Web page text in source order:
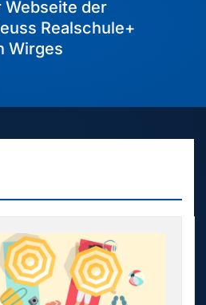
Webseite der
Realschule+
Wirges